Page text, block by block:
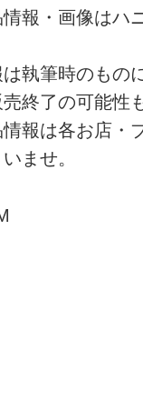
報・画像はハ
執筆時のもの
終了の可能性
報は各お店・
ませ。